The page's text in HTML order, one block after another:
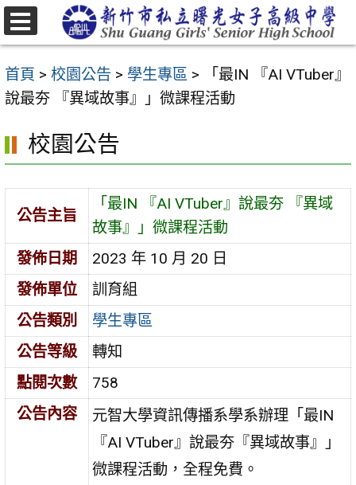
跳
至
要
內
區
首頁 > 校園公告 > 學生專區 >
「最IN 『AI VTuber』
說最夯 『異域故事』」微課程活動
校園公告
公告主旨
「最IN 『AI VTuber』說最夯 『異域
故事』」微課程活動
發佈日期
2023 年 10 月 20 日
發佈單位
訓育組
公告類別
學生專區
公告等級
轉知
點閱次數
758
公告內容
元智大學資訊傳播系學系辦理「最IN
『AI VTuber』說最夯『異域故事』」
微課程活動，全程免費。
選
單